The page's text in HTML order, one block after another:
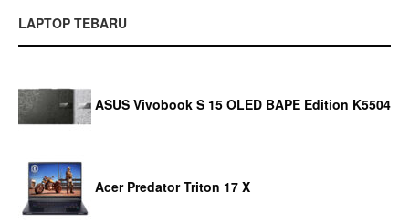
LAPTOP TEBARU
ASUS Vivobook S 15 OLED BAPE Edition K5504
Acer Predator Triton 17 X